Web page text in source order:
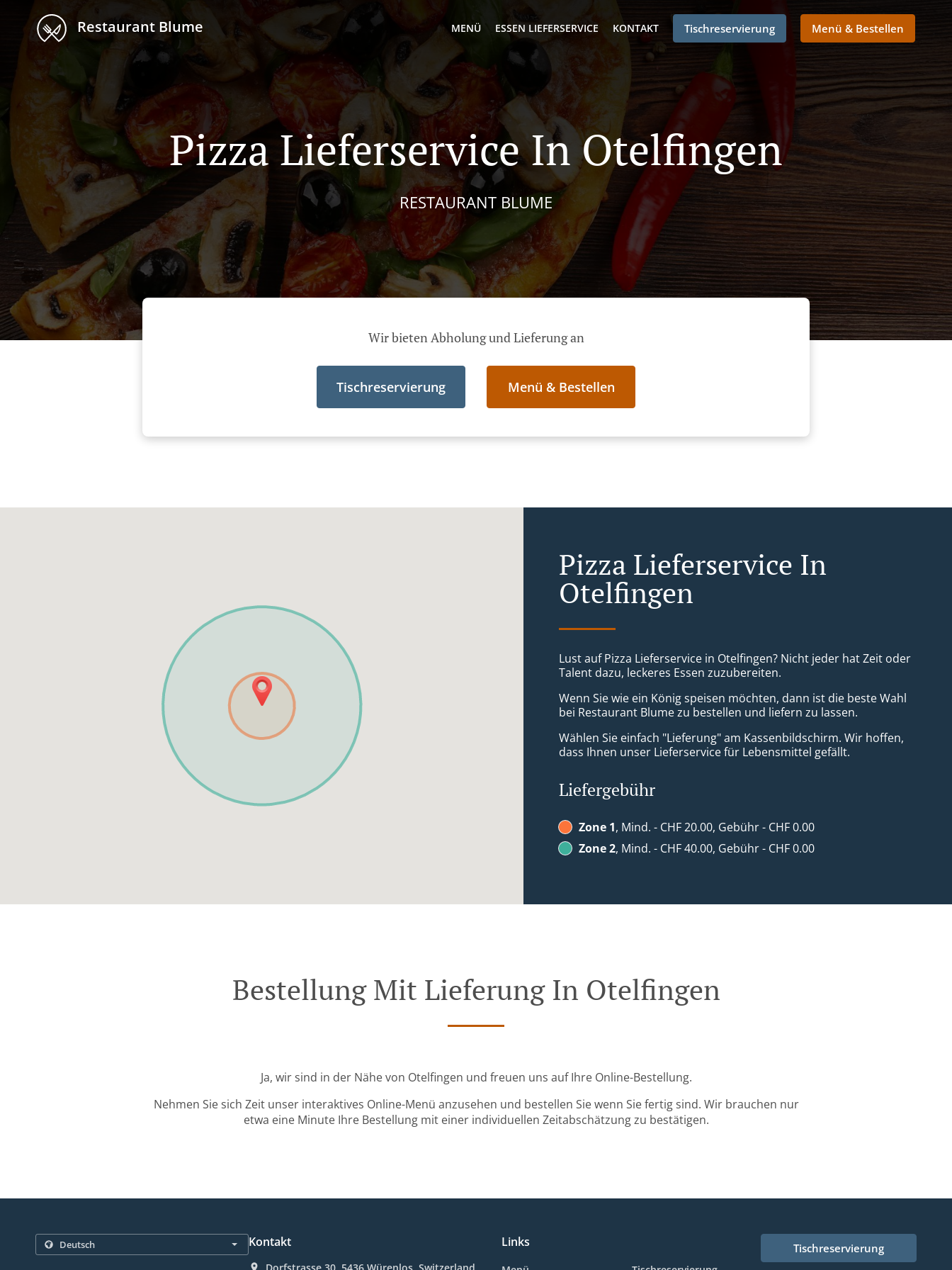
Restaurant Blume MENÜ ESSEN LIEFERSERVICE KONTAKT Tischreservierung Menü & Bestellen
Pizza Lieferservice In Otelfingen
RESTAURANT BLUME
Wir bieten Abholung und Lieferung an
Tischreservierung Menü & Bestellen
Pizza Lieferservice In
Otelfingen
Lust auf Pizza Lieferservice in Otelfingen? Nicht jeder hat Zeit oder
Talent dazu, leckeres Essen zuzubereiten.
Wenn Sie wie ein König speisen möchten, dann ist die beste Wahl
bei Restaurant Blume zu bestellen und liefern zu lassen.
Wählen Sie einfach "Lieferung" am Kassenbildschirm. Wir hoffen,
dass Ihnen unser Lieferservice für Lebensmittel gefällt.
Liefergebühr
Zone 1, Mind. - CHF 20.00, Gebühr - CHF 0.00
Zone 2, Mind. - CHF 40.00, Gebühr - CHF 0.00
Bestellung Mit Lieferung In Otelfingen
Ja, wir sind in der Nähe von Otelfingen und freuen uns auf Ihre Online-Bestellung.
Nehmen Sie sich Zeit unser interaktives Online-Menü anzusehen und bestellen Sie wenn Sie fertig sind. Wir brauchen nur
etwa eine Minute Ihre Bestellung mit einer individuellen Zeitabschätzung zu bestätigen.
Kontakt Links Tischreservierung